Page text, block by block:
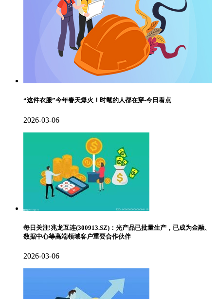
“这件衣服”今年春天爆火！时髦的人都在穿-今日看点
2026-03-06
每日关注!兆龙互连(300913.SZ)：光产品已批量生产，已成为金融、
数据中心等高端领域客户重要合作伙伴
2026-03-06